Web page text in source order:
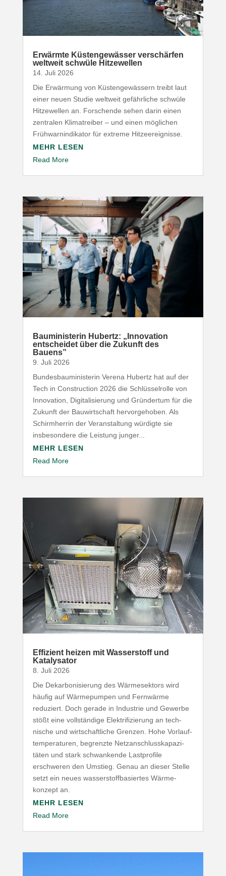
Erwärmte Küsten­ge­wässer verschärfen
weltweit schwüle Hitzewellen
14. Juli 2026
Die Erwärmung von Küsten­ge­wässern treibt laut
einer neuen Studie weltweit gefähr­liche schwüle
Hitze­wellen an. Forschende sehen darin einen
zentralen Klima­treiber – und einen möglichen
Früh­warn­in­di­kator für extreme Hitzeereignisse.
MEHR LESEN
Read More
Baumi­nis­terin Hubertz: „Inno­vation
entscheidet über die Zukunft des
Bauens”
9. Juli 2026
Bundesbauministerin Verena Hubertz hat auf der
Tech in Construction 2026 die Schlüsselrolle von
Innovation, Digitalisierung und Gründertum für die
Zukunft der Bauwirtschaft hervorgehoben. Als
Schirmherrin der Veranstaltung würdigte sie
insbesondere die Leistung junger...
MEHR LESEN
Read More
Effizient heizen mit Wasser­stoff und
Katalysator
8. Juli 2026
Die Dekar­bo­ni­sierung des Wärme­sektors wird
häufig auf Wärme­pumpen und Fernwärme
reduziert. Doch gerade in Industrie und Gewerbe
stößt eine voll­ständige Elek­tri­fi­zierung an tech­
nische und wirt­schaft­liche Grenzen. Hohe Vorlauf­
tem­pe­ra­turen, begrenzte Netz­an­schluss­ka­pa­zi­
täten und stark schwan­kende Last­profile
erschweren den Umstieg. Genau an dieser Stelle
setzt ein neues wasser­stoff­ba­siertes Wärme­
konzept an.
MEHR LESEN
Read More